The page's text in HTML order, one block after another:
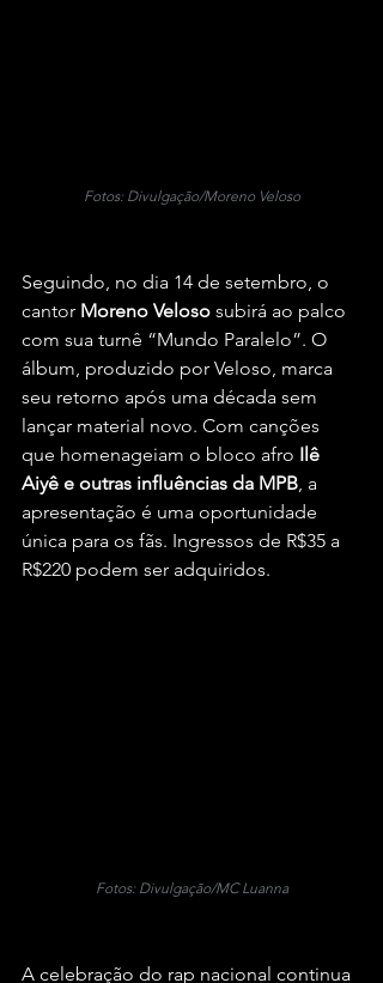
Fotos: Divulgação/Moreno Veloso
Seguindo, no dia 14 de setembro, o
cantor Moreno Veloso subirá ao palco
com sua turnê “Mundo Paralelo”. O
álbum, produzido por Veloso, marca
seu retorno após uma década sem
lançar material novo. Com canções
que homenageiam o bloco afro Ilê
Aiyê e outras influências da MPB, a
apresentação é uma oportunidade
única para os fãs. Ingressos de R$35 a
R$220 podem ser adquiridos.
Fotos: Divulgação/MC Luanna
A celebração do rap nacional continua